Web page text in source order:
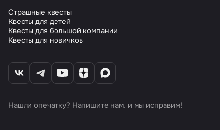
Страшные квесты
Квесты для детей
Квесты для большой компании
Квесты для новичков
Нашли опечатку? Напишите нам, и мы исправим!